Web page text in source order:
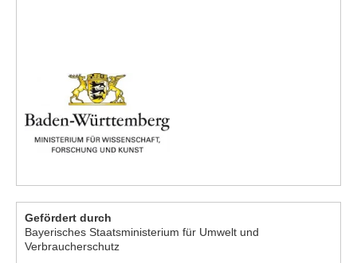
Gefördert durch
Bayerisches Staatsministerium für Umwelt und
Verbraucherschutz